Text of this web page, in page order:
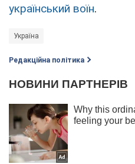
український воїн.
Україна
Редакційна політика